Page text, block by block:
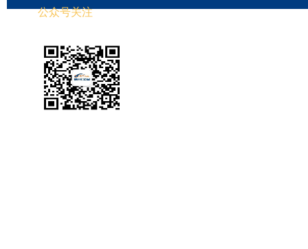
公众号关注